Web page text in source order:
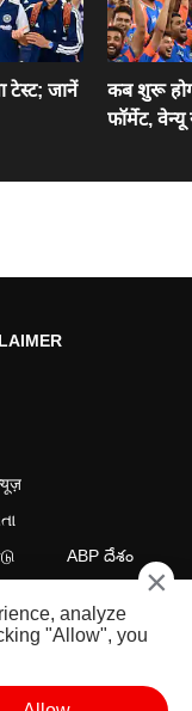
टेस्ट; जानें
कब शुरू
फॉर्मेट,
ABP దేశం
Copyright@2026.
×
analyze
"Allow", you